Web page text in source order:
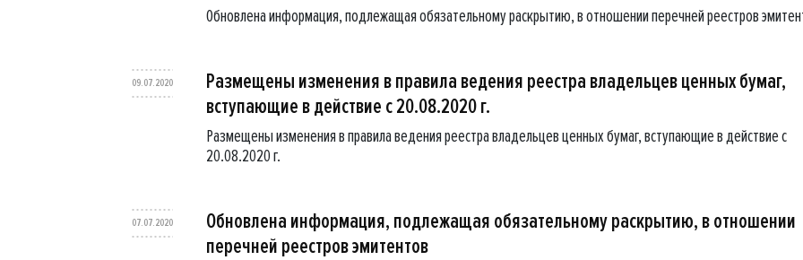
Обновлена информация, подлежащая обязательному раскрытию, в отношении перечней реестров
09.07.2020
Размещены изменения в правила ведения реестра владельцев ценных бумаг,
вступающие в действие с 20.08.2020 г.
Размещены изменения в правила ведения реестра владельцев ценных бумаг, вступающие в действие с
20.08.2020 г.
07.07.2020
Обновлена информация, подлежащая обязательному раскрытию, в отношении
перечней реестров эмитентов